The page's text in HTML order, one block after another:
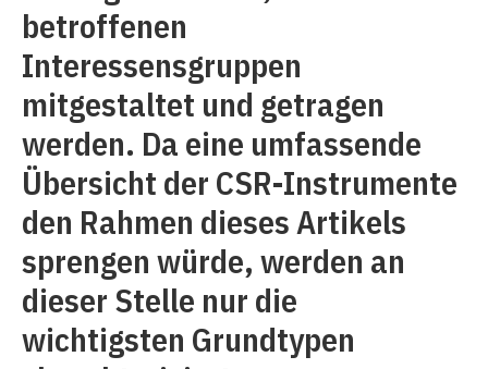
betroffenen
Interessensgruppen
mitgestaltet und getragen
werden. Da eine umfassende
Übersicht der CSR-Instrumente
den Rahmen dieses Artikels
sprengen würde, werden an
dieser Stelle nur die
wichtigsten Grundtypen